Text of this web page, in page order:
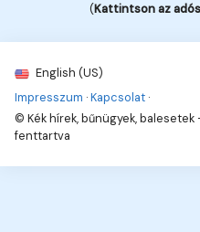
(Kattintson az
English (US)
Impresszum ·Kapcsolat ·
© Kék hírek, bűnügyek,
fenttartva